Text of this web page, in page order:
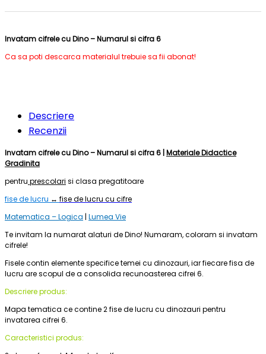
Invatam cifrele cu Dino – Numarul si cifra 6
Ca sa poti descarca materialul trebuie sa fii abonat!
Descriere
Recenzii
Invatam cifrele cu Dino – Numarul si cifra 6 | Materiale Didactice
Gradinita
pentru prescolari si clasa pregatitoare
fise de lucru ↔ fise de lucru cu cifre
Matematica – Logica | Lumea Vie
Te invitam la numarat alaturi de Dino! Numaram, coloram si invatam
cifrele!
Fisele contin elemente specifice temei cu dinozauri, iar fiecare fisa de
lucru are scopul de a consolida recunoasterea cifrei 6.
Descriere produs:
Mapa tematica ce contine 2 fise de lucru cu dinozauri pentru
invatarea cifrei 6.
Caracteristici produs: